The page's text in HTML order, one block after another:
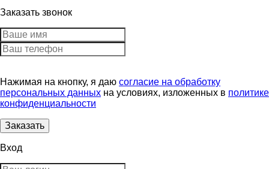
Заказать звонок
Нажимая на кнопку, я даю согласие на обработку
персональных данных на условиях, изложенных в политике
конфиденциальности
Вход